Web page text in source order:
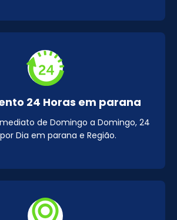
24 Horas em parana
de Domingo a Domingo, 24
Dia em parana e Região.